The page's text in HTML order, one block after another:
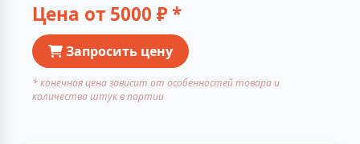
Цена от 5000 ₽ *
Запросить цену
* конечная цена зависит от особенностей товара и
количества штук в партии